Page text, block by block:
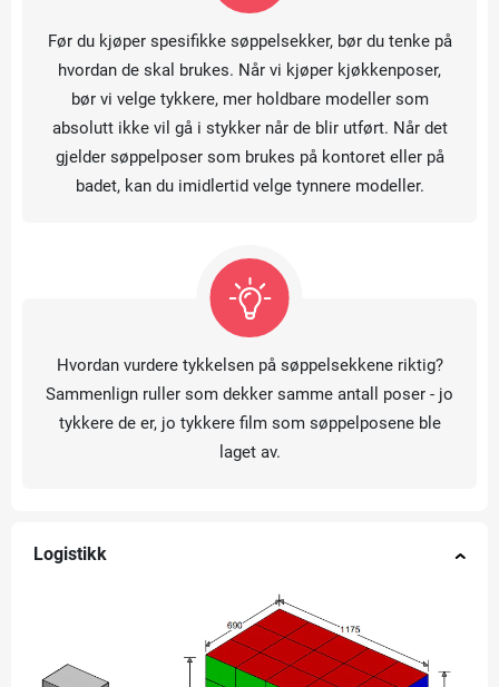
Før du kjøper spesifikke søppelsekker, bør du tenke på
hvordan de skal brukes. Når vi kjøper kjøkkenposer,
bør vi velge tykkere, mer holdbare modeller som
absolutt ikke vil gå i stykker når de blir utført. Når det
gjelder søppelposer som brukes på kontoret eller på
badet, kan du imidlertid velge tynnere modeller.
Hvordan vurdere tykkelsen på søppelsekkene riktig?
Sammenlign ruller som dekker samme antall poser - jo
tykkere de er, jo tykkere film som søppelposene ble
laget av.
Logistikk